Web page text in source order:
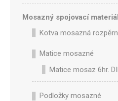
Mosazný spojovací materiál
Kotva mosazná
Matice mosazné
Matice mosaz 6hr.
Podložky mosazné